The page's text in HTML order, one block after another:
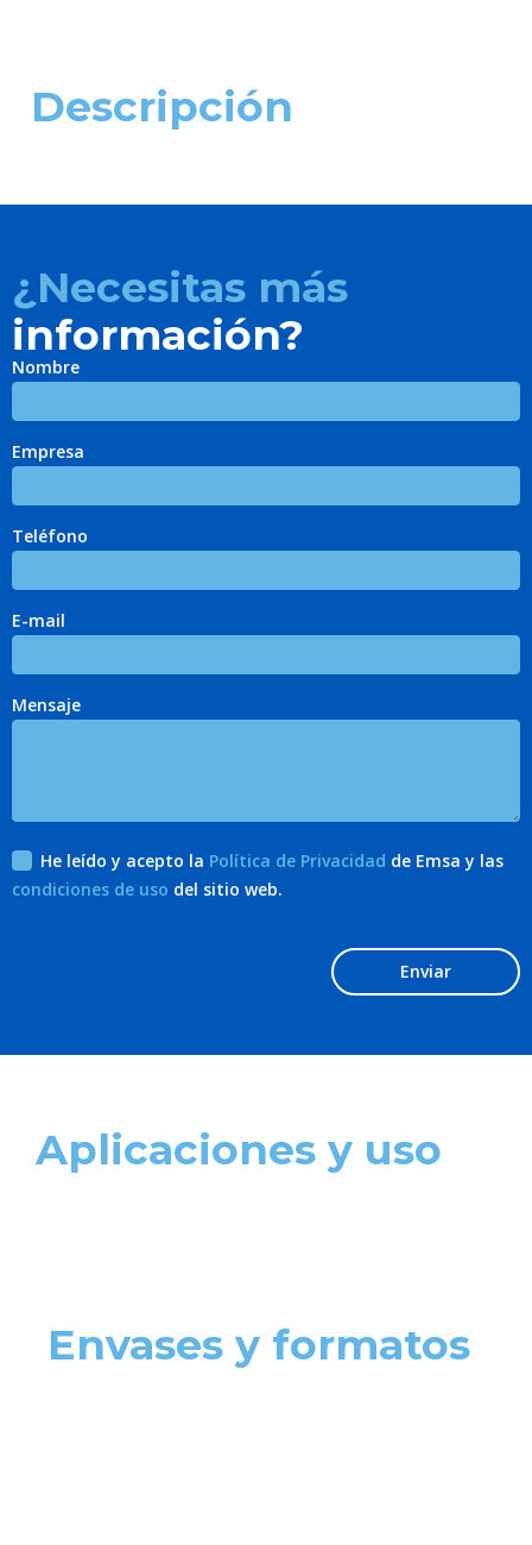
Descripción
¿Necesitas más
información?
Nombre
Empresa
Teléfono
E-mail
Mensaje
He leído y acepto la Política de Privacidad de Emsa y las
condiciones de uso del sitio web.
Enviar
Aplicaciones y uso
Envases y formatos